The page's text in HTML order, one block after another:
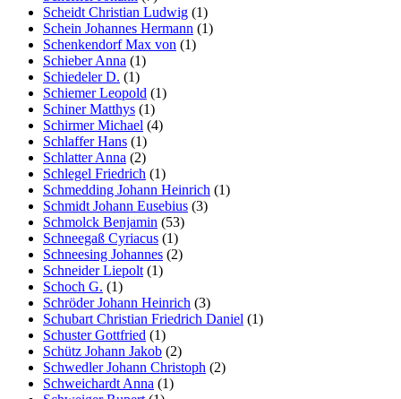
Scheidt Christian Ludwig (1)
Schein Johannes Hermann (1)
Schenkendorf Max von (1)
Schieber Anna (1)
Schiedeler D. (1)
Schiemer Leopold (1)
Schiner Matthys (1)
Schirmer Michael (4)
Schlaffer Hans (1)
Schlatter Anna (2)
Schlegel Friedrich (1)
Schmedding Johann Heinrich (1)
Schmidt Johann Eusebius (3)
Schmolck Benjamin (53)
Schneegaß Cyriacus (1)
Schneesing Johannes (2)
Schneider Liepolt (1)
Schoch G. (1)
Schröder Johann Heinrich (3)
Schubart Christian Friedrich Daniel (1)
Schuster Gottfried (1)
Schütz Johann Jakob (2)
Schwedler Johann Christoph (2)
Schweichardt Anna (1)